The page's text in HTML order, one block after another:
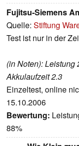
Fujitsu-Siemens
Quelle: Stiftung
Test ist nur in der
(in Noten): Leistung
Akkulaufzeit 2.3
Einzeltest, online
15.10.2006
Bewertung:
88%